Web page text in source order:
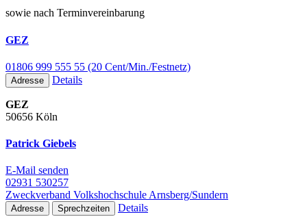
sowie nach Terminvereinbarung
GEZ
01806 999 555 55 (20 Cent/Min./Festnetz)
Adresse Details
GEZ
50656 Köln
Patrick Giebels
E-Mail senden
02931 530257
Zweckverband Volkshochschule Arnsberg/Sundern
Adresse Sprechzeiten Details